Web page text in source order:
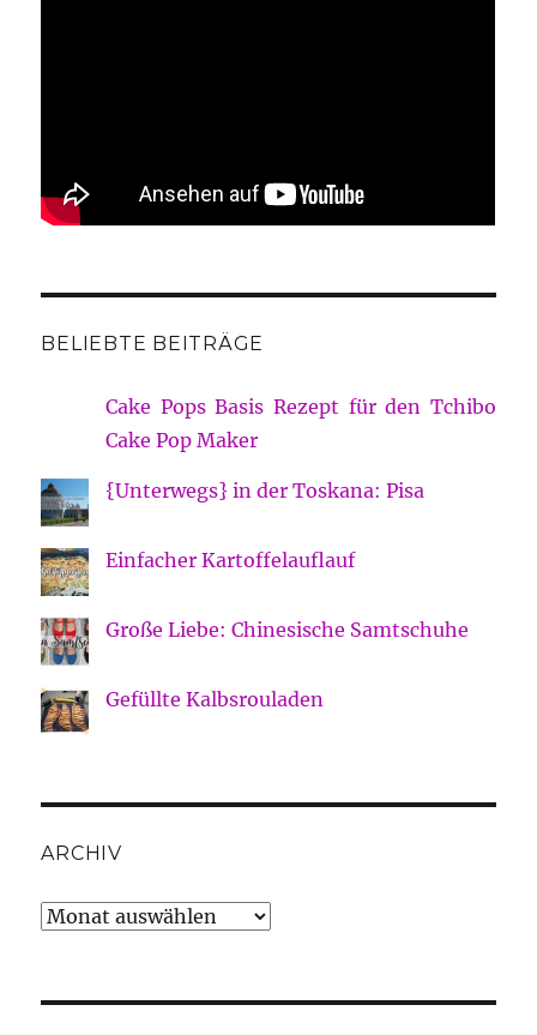
BELIEBTE BEITRÄGE
Cake Pops Basis Rezept für den Tchibo
Cake Pop Maker
{Unterwegs} in der Toskana: Pisa
Einfacher Kartoffelauflauf
Große Liebe: Chinesische Samtschuhe
Gefüllte Kalbsrouladen
ARCHIV
Archiv